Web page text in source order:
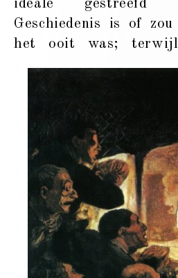
ideale gestreefd
Geschiedenis is of
het ooit was;